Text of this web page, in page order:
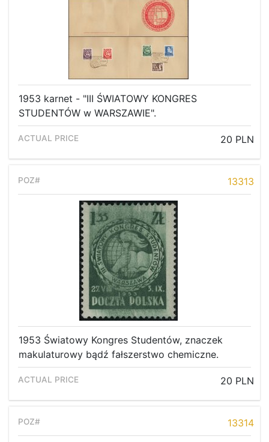
1953 karnet - "III ŚWIATOWY KONGRES
STUDENTÓW w WARSZAWIE".
20 PLN
13313
1953 Światowy Kongres Studentów, znaczek
makulaturowy bądź fałszerstwo chemiczne.
20 PLN
13314